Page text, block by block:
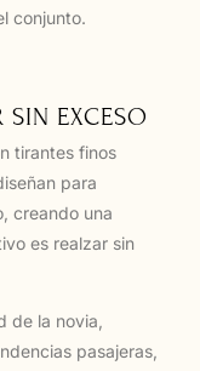
conjunto.
EXCESO
tirantes finos
para
creando una
es realzar sin
de la novia,
pasajeras,